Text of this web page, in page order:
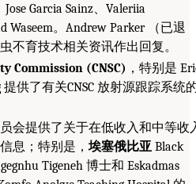
Garcia Sainz、Valeriia
Waseem。Andrew Parker （已退
不育技术相关资讯作出回复。
Commission (CNSC) ，特别是
提供了有关CNSC 放射源跟踪系统
会提供了关于在低收入和中等收
息；特别是， 埃塞俄比亚 Black
Tigeneh 博士和 Eskadmas